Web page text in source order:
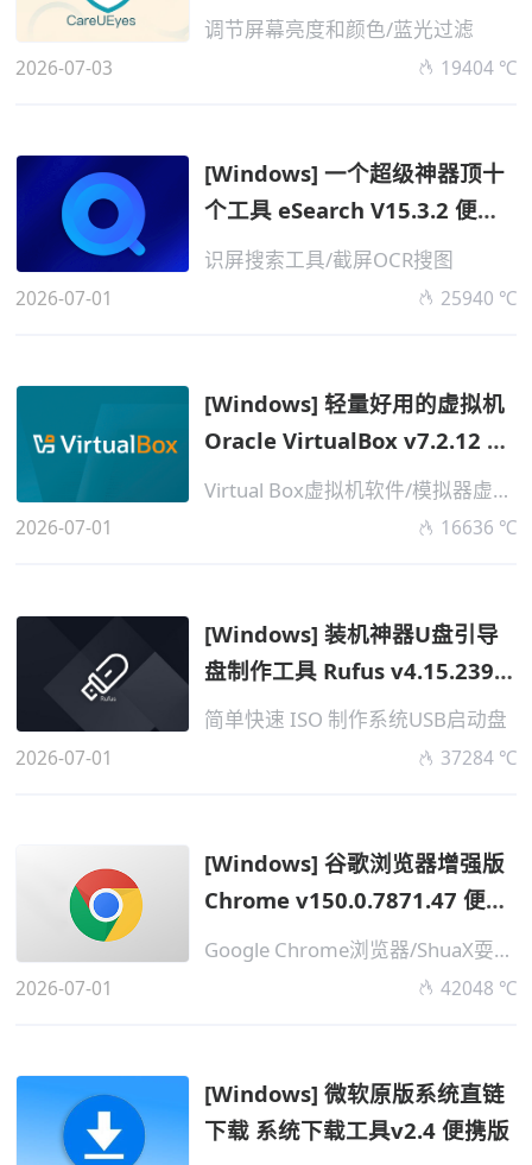
便携版...
调节屏幕亮度和颜色/蓝光过滤
2026-07-03 19404 ℃
[Windows] 一个超级神器顶十
个工具 eSearch V15.3.2 便携
版
识屏搜索工具/截屏OCR搜图
2026-07-01 25940 ℃
[Windows] 轻量好用的虚拟机
Oracle VirtualBox v7.2.12 便
携版 ...
Virtual Box虚拟机软件/模拟器虚拟化
2026-07-01 16636 ℃
[Windows] 装机神器U盘引导
盘制作工具 Rufus v4.15.2396
便携版 ...
简单快速 ISO 制作系统USB启动盘
2026-07-01 37284 ℃
[Windows] 谷歌浏览器增强版
Chrome v150.0.7871.47 便携
增强版 ...
Google Chrome浏览器/ShuaX耍下版
2026-07-01 42048 ℃
[Windows] 微软原版系统直链
下载 系统下载工具v2.4 便携版